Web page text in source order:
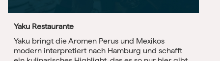
Yaku Restaurante
Yaku bringt die Aromen Perus und Mexikos
modern interpretiert nach Hamburg und schafft